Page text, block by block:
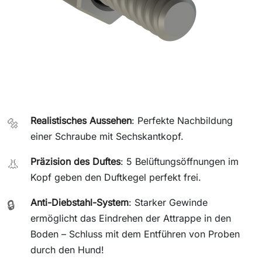
🔩 Realistisches Aussehen: Perfekte Nachbildung
einer Schraube mit Sechskantkopf.
👃 Präzision des Duftes: 5 Belüftungsöffnungen im
Kopf geben den Duftkegel perfekt frei.
🔒 Anti-Diebstahl-System: Starker Gewinde
ermöglicht das Eindrehen der Attrappe in den
Boden – Schluss mit dem Entführen von Proben
durch den Hund!